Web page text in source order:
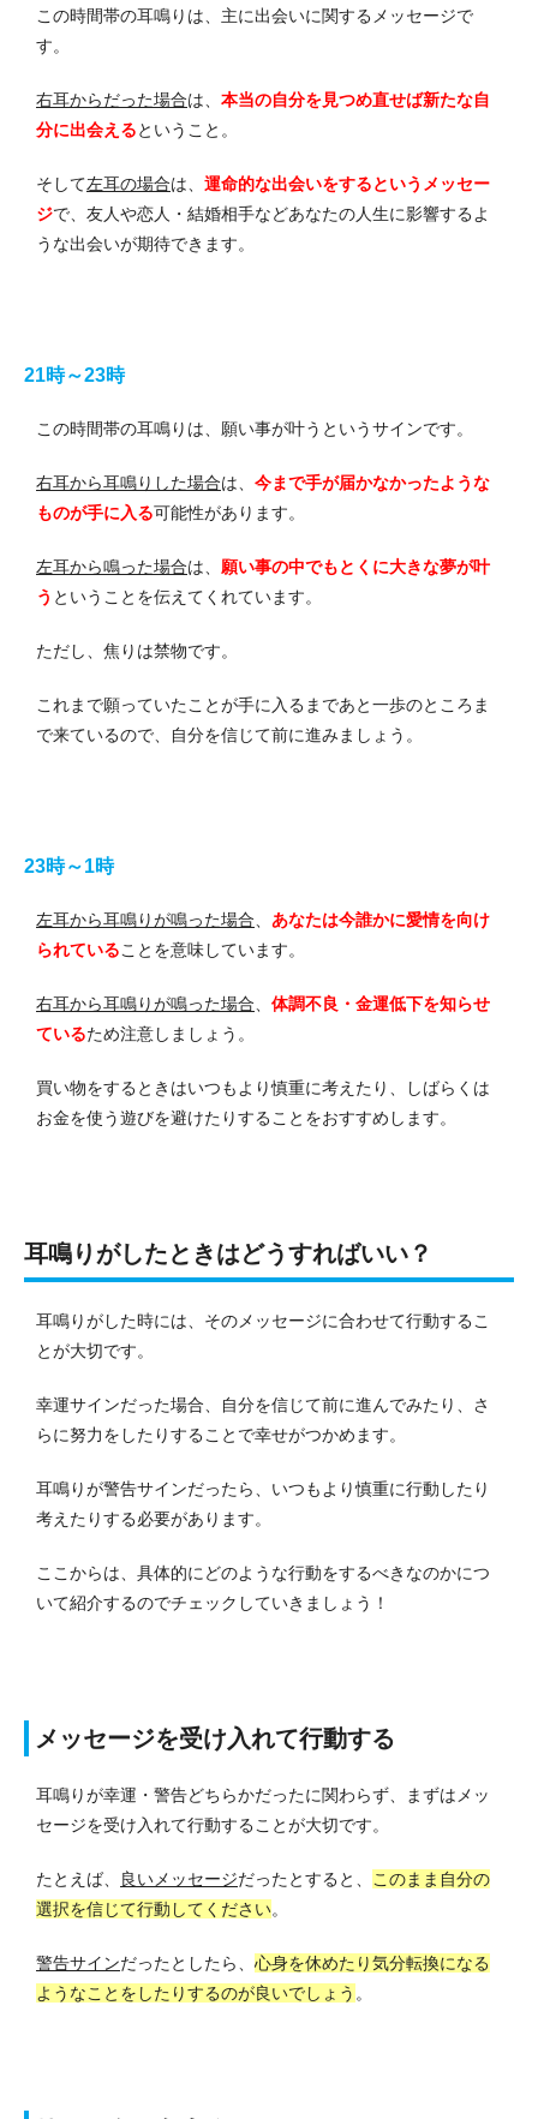
この時間帯の耳鳴りは、主に出会いに関するメッセージで
す。
右耳からだった場合は、 本当の自分を見つめ直せば新たな自
分に出会えるということ。
そして左耳の場合は、 運命的な出会いをするというメッセー
ジで、友人や恋人・結婚相手などあなたの人生に影響するよ
うな出会いが期待できます。
21時～23時
この時間帯の耳鳴りは、願い事が叶うというサインです。
右耳から耳鳴りした場合は、 今まで手が届かなかったような
ものが手に入る可能性があります。
左耳から鳴った場合は、 願い事の中でもとくに大きな夢が叶
う ということを伝えてくれています。
ただし、焦りは禁物です。
これまで願っていたことが手に入るまであと一歩のところま
で来ているので、自分を信じて前に進みましょう。
23時～1時
左耳から耳鳴りが鳴った場合
あなたは今誰かに愛情を向け
られていることを意味しています。
右耳から耳鳴りが鳴った場合
体調不良・金運低下を知らせ
ているため注意しましょう。
買い物をするときはいつもより慎重に考えたり、しばらくは
お金を使う遊びを避けたりすることをおすすめします。
耳鳴りがしたときはどうすればいい？
耳鳴りがした時には、そのメッセージに合わせて行動するこ
とが大切です。
幸運サインだった場合、自分を信じて前に進んでみたり、さ
らに努力をしたりすることで幸せがつかめます。
耳鳴りが警告サインだったら、いつもより慎重に行動したり
考えたりする必要があります。
ここからは、具体的にどのような行動をするべきなのかにつ
いて紹介するのでチェックしていきましょう！
メッセージを受け入れて行動する
耳鳴りが幸運・警告どちらかだったに関わらず、まずはメッ
セージを受け入れて行動することが大切です。
たとえば、 良いメッセージだったとすると、
このまま自分の
選択を信じて行動してください。
警告サインだったとしたら、 心身を休めたり気分転換になる
ようなことをしたりするのが良いでしょう 。